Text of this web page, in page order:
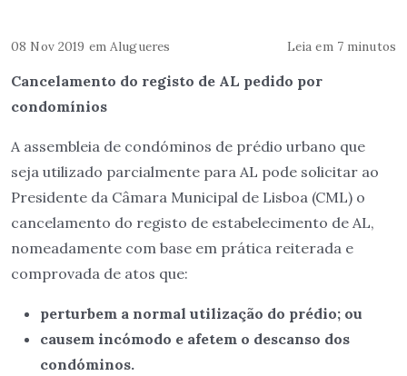
08 Nov 2019 emAlugueres Leia em 7 minutos
Cancelamento do registo de AL pedido por
condomínios
A assembleia de condóminos de prédio urbano que
seja utilizado parcialmente para AL pode solicitar ao
Presidente da Câmara Municipal de Lisboa (CML) o
cancelamento do registo de estabelecimento de AL,
nomeadamente com base em prática reiterada e
comprovada de atos que:
perturbem a normal utilização do prédio; ou
causem incómodo e afetem o descanso dos
condóminos.